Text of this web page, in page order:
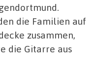
die Familien auf
zusammen,
die Gitarre aus